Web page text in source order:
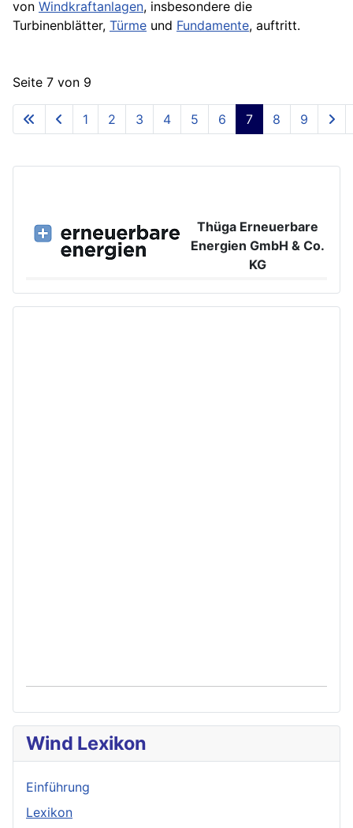
von Windkraftanlagen, insbesondere die
Turbinenblätter, Türme und Fundamente, auftritt.
Seite 7 von 9
1 2 3 4 5 6 7 8 9
Thüga Erneuerbare
Energien GmbH & Co.
KG
www.ee.thuega.de
Wind Lexikon
Einführung
Lexikon